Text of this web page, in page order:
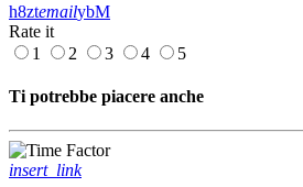
email
Rate it
1
2 3 4 5
Ti potrebbe piacere anche
insert_link